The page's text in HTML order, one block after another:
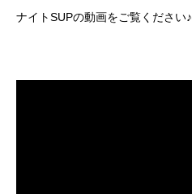
ナイトSUPの動画をご覧ください♪